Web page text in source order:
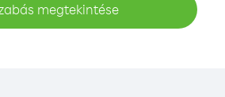
megtekintése